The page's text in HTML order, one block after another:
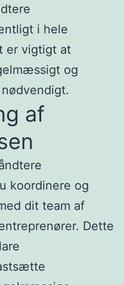
i hele
er vigtigt at
og
af
koordinere og
dit team af
Dette